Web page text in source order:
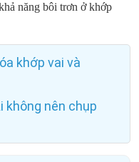
năng bôi trơn ở khớp
khớp vai và
không nên chụp